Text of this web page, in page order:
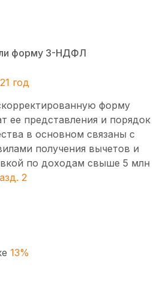
форму 3-НДФЛ
год
форму
ее представления и порядок
в основном связаны с
получения вычетов и
по доходам свыше 5 млн
2
13%